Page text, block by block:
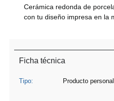
Cerámica redonda de
con tu diseño impresa en la
Ficha técnica
Tipo: Producto